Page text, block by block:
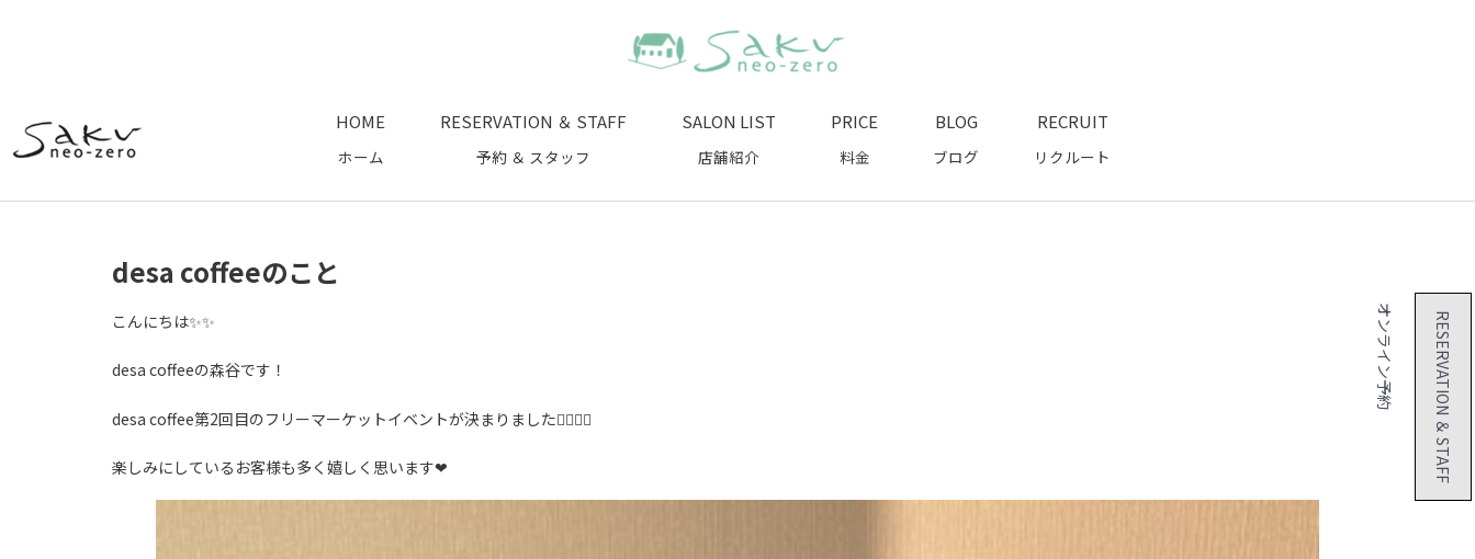
HOME
ホーム
RESERVATION ＆ STAFF
予約 ＆ スタッフ
SALON LIST
店舗紹介
PRICE
料金
BLOG
ブログ
RECRUIT
リクルート
desa coffeeのこと
こんにちは✨✨
desa coffeeの森谷です！
desa coffee第2回目のフリーマーケットイベントが決まりました
楽しみにしているお客様も多く嬉しく思います❤︎ RESERVATION ＆ STAFF
２４時間 オンライン予約